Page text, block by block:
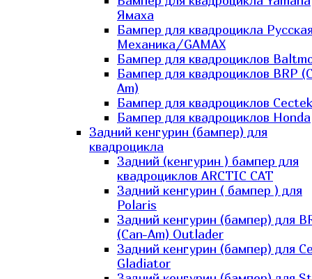
Ямаха
Бампер для квадроцикла
Механика/GAMAX
Бампер для квадроциклов
Бампер для квадроциклов BRP
Am)
Бампер для квадроциклов Cectek
Бампер для квадроциклов Honda
Задний кенгурин (бампер) для
квадроцикла
Задний (кенгурин ) бампер для
квадроциклов ARCTIC CAT
Задний кенгурин ( бампер ) для
Polaris
Задний кенгурин (бампер) для
(Can-Am) Outlader
Задний кенгурин (бампер) для
Gladiator